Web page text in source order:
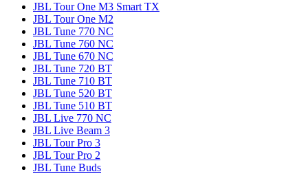
JBL Tour One M3 Smart TX
JBL Tour One M2
JBL Tune 770 NC
JBL Tune 760 NC
JBL Tune 670 NC
JBL Tune 720 BT
JBL Tune 710 BT
JBL Tune 520 BT
JBL Tune 510 BT
JBL Live 770 NC
JBL Live Beam 3
JBL Tour Pro 3
JBL Tour Pro 2
JBL Tune Buds